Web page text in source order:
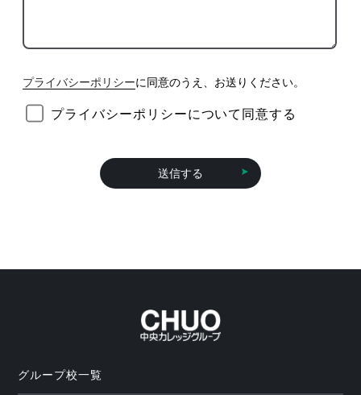
プライバシーポリシーに同意のうえ、お送りください。
プライバシーポリシーについて同意する
グループ校一覧